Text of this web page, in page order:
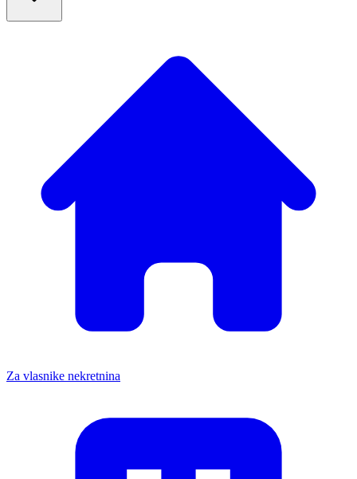
Za vlasnike nekretnina